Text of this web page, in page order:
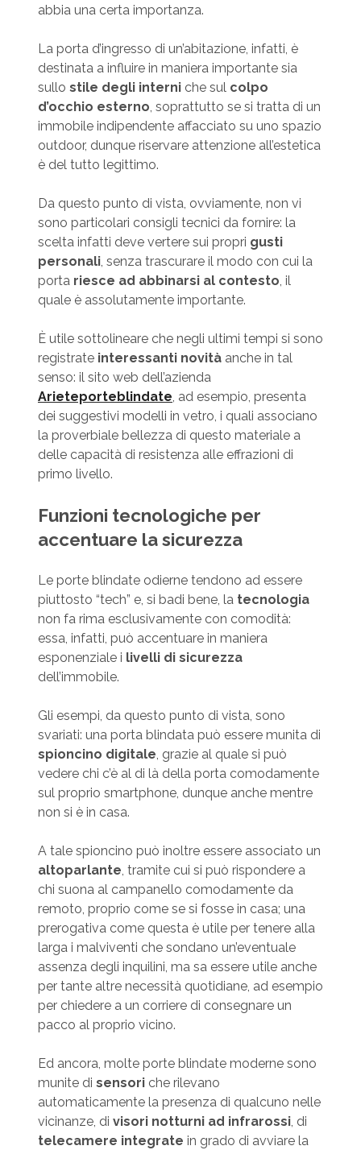
abbia una certa importanza.
La porta d’ingresso di un’abitazione, infatti, è
destinata a influire in maniera importante sia
sullo stile degli interni che sul colpo
d’occhio esterno, soprattutto se si tratta di un
immobile indipendente affacciato su uno spazio
outdoor, dunque riservare attenzione all’estetica
è del tutto legittimo.
Da questo punto di vista, ovviamente, non vi
sono particolari consigli tecnici da fornire: la
scelta infatti deve vertere sui propri gusti
personali, senza trascurare il modo con cui la
porta riesce ad abbinarsi al contesto, il
quale è assolutamente importante.
È utile sottolineare che negli ultimi tempi si sono
registrate interessanti novitàanche in tal
senso: il sito web dell’azienda
Arieteporteblindate, ad esempio, presenta
dei suggestivi modelli in vetro, i quali associano
la proverbiale bellezza di questo materiale a
delle capacità di resistenza alle effrazioni di
primo livello.
Funzioni tecnologiche per
accentuare la sicurezza
Le porte blindate odierne tendono ad essere
piuttosto “tech” e, si badi bene, la tecnologia
non fa rima esclusivamente con comodità:
essa, infatti, può accentuare in maniera
esponenziale i livelli di sicurezza
dell’immobile.
Gli esempi, da questo punto di vista, sono
svariati: una porta blindata può essere munita di
spioncino digitale, grazie al quale si può
vedere chi c’è al di là della porta comodamente
sul proprio smartphone, dunque anche mentre
non si è in casa.
A tale spioncino può inoltre essere associato un
altoparlante, tramite cui si può rispondere a
chi suona al campanello comodamente da
remoto, proprio come se si fosse in casa; una
prerogativa come questa è utile per tenere alla
larga i malviventi che sondano un’eventuale
assenza degli inquilini, ma sa essere utile anche
per tante altre necessità quotidiane, ad esempio
per chiedere a un corriere di consegnare un
pacco al proprio vicino.
Ed ancora, molte porte blindate moderne sono
munite di sensoriche rilevano
automaticamente la presenza di qualcuno nelle
vicinanze, di visori notturni ad infrarossi, di
telecamere integrate in grado di avviare la